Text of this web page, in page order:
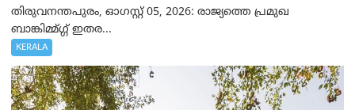
തിരുവനന്തപുരം, ഓഗസ്റ്റ് 05, 2026: രാജ്യത്തെ പ്രമുഖ
ബാങ്കിമ്മ്ഗ്ഗ് ഇതര...
KERALA